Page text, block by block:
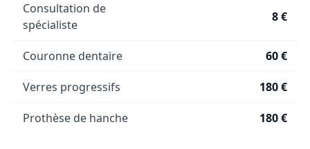
Consultation de
spécialiste
8 €
Couronne dentaire 60 €
Verres progressifs 180 €
Prothèse de hanche 180 €